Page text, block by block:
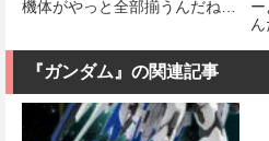
機体がやっと全部揃うんだね…
『ガンダム』の関連記事